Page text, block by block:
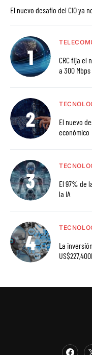
El nuevo desafío del CIO ya
CRC fija el
a 300 Mbps
El nuevo
económico
El 97% de
la IA
La